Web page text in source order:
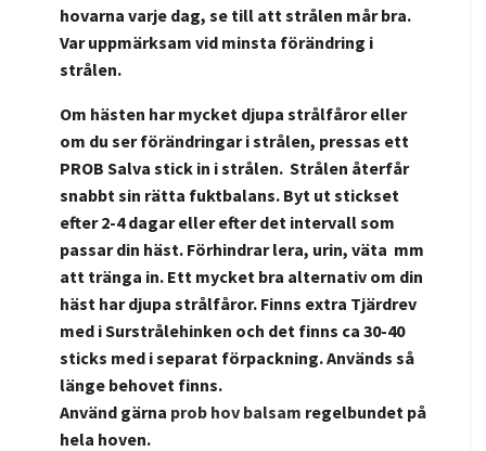
hovarna varje dag, se till att strålen mår bra.
Var uppmärksam vid minsta förändring i
strålen.
Om hästen har mycket djupa strålfåror eller
om du ser förändringar i strålen, pressas ett
PROB Salva stick in i strålen. Strålen återfår
snabbt sin rätta fuktbalans. Byt ut stickset
efter 2-4 dagar eller efter det intervall som
passar din häst. Förhindrar lera, urin, väta mm
att tränga in. Ett mycket bra alternativ om din
häst har djupa strålfåror. Finns extra Tjärdrev
med i Surstrålehinken och det finns ca 30-40
sticks med i separat förpackning. Används så
länge behovet finns.
Använd gärna prob hov balsam regelbundet på
hela hoven.